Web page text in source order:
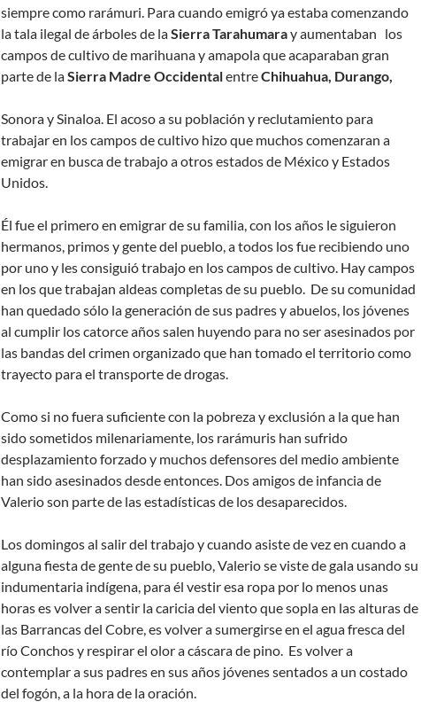
siempre como rarámuri. Para cuando emigró ya estaba comenzando
la tala ilegal de árboles de laSierra Tarahumaray aumentaban los
campos de cultivo de marihuana y amapola que acaparaban gran
parte de laSierra Madre OccidentalentreChihuahua, Durango,
Sonora y Sinaloa. El acoso a su población y reclutamiento para
trabajar en los campos de cultivo hizo que muchos comenzaran a
emigrar en busca de trabajo a otros estados de México y Estados
Unidos.
Él fue el primero en emigrar de su familia, con los años le siguieron
hermanos, primos y gente del pueblo, a todos los fue recibiendo uno
por uno y les consiguió trabajo en los campos de cultivo. Hay campos
en los que trabajan aldeas completas de su pueblo. De su comunidad
han quedado sólo la generación de sus padres y abuelos, los jóvenes
al cumplir los catorce años salen huyendo para no ser asesinados por
las bandas del crimen organizado que han tomado el territorio como
trayecto para el transporte de drogas.
Como si no fuera suficiente con la pobreza y exclusión a la que han
sido sometidos milenariamente, los rarámuris han sufrido
desplazamiento forzado y muchos defensores del medio ambiente
han sido asesinados desde entonces. Dos amigos de infancia de
Valerio son parte de las estadísticas de los desaparecidos.
Los domingos al salir del trabajo y cuando asiste de vez en cuando a
alguna fiesta de gente de su pueblo, Valerio se viste de gala usando su
indumentaria indígena, para él vestir esa ropa por lo menos unas
horas es volver a sentir la caricia del viento que sopla en las alturas de
las Barrancas del Cobre, es volver a sumergirse en el agua fresca del
río Conchos y respirar el olor a cáscara de pino. Es volver a
contemplar a sus padres en sus años jóvenes sentados a un costado
del fogón, a la hora de la oración.